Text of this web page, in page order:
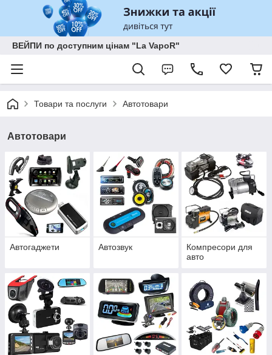
ВЕЙПИ по доступним цінам "La VapoR"
Товари та послуги Автотовари
Автотовари
Автогаджети Автозвук
Компресори для
авто